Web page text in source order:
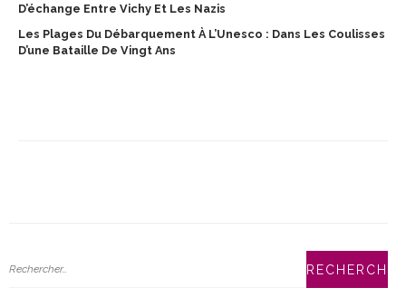
D’échange Entre Vichy Et Les Nazis
Les Plages Du Débarquement À L’Unesco : Dans Les Coulisses
D’une Bataille De Vingt Ans